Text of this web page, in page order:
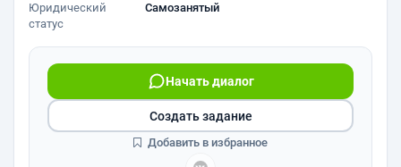
Юридический
статус
Самозанятый
Начать диалог
Создать задание
Добавить в избранное